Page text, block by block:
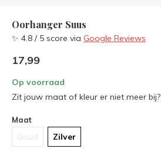
Oorhanger Suus
✨ 4.8 / 5 score via Google Reviews
17,99
Op voorraad
Zit jouw maat of kleur er niet meer bij?
Maat
Goud Zilver